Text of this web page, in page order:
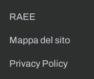
RAEE
Mappa del sito
Privacy Policy